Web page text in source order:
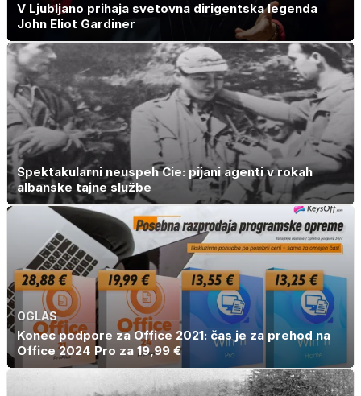
V Ljubljano prihaja svetovna dirigentska legenda
John Eliot Gardiner
Spektakularni neuspeh Cie: pijani agenti v rokah
albanske tajne službe
OGLAS
Konec podpore za Office 2021: čas je za prehod na
Office 2024 Pro za 19,99 €